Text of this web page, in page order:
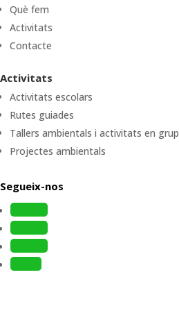
Què fem
Activitats
Contacte
Activitats
Activitats escolars
Rutes guiades
Tallers ambientals i activitats en grup
Projectes ambientals
Segueix-nos
Follow
Follow
Follow
Follow